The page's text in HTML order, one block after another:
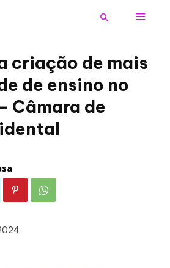
criação de mais
de ensino no
Câmara de